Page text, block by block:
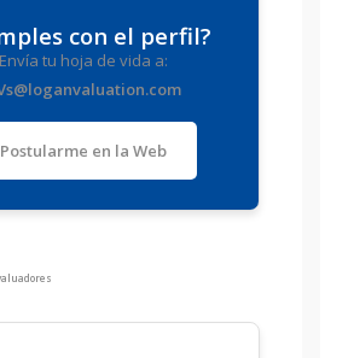
con el perfil?
Envía tu hoja de vida a:
Postularme en la Web